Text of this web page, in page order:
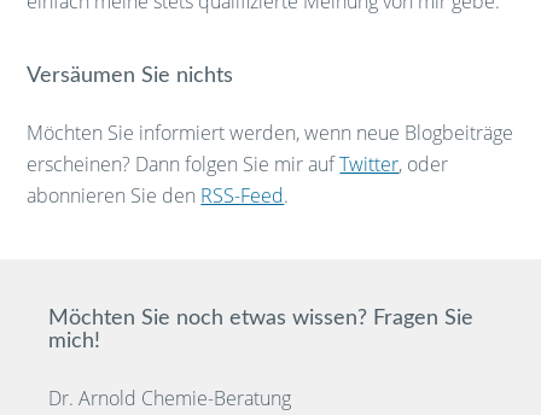
Versäumen Sie nichts
Möchten Sie informiert werden, wenn neue Blogbeiträge
erscheinen? Dann folgen Sie mir aufTwitter, oder
abonnieren Sie den RSS-Feed.
Möchten Sie noch etwas wissen? Fragen Sie
mich!
Dr. Arnold Chemie-Beratung